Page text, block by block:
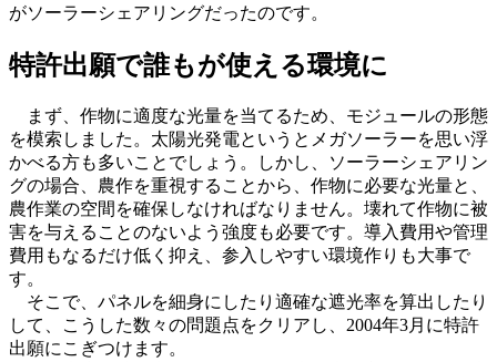
がソーラーシェアリングだったのです。
特許出願で誰もが使える環境に
まず、作物に適度な光量を当てるため、モジュールの形態
を模索しました。太陽光発電というとメガソーラーを思い浮
かべる方も多いことでしょう。しかし、ソーラーシェアリン
グの場合、農作を重視することから、作物に必要な光量と、
農作業の空間を確保しなければなりません。壊れて作物に被
害を与えることのないよう強度も必要です。導入費用や管理
費用もなるだけ低く抑え、参入しやすい環境作りも大事で
す。
そこで、パネルを細身にしたり適確な遮光率を算出したり
して、こうした数々の問題点をクリアし、2004年3月に特許
出願にこぎつけます。